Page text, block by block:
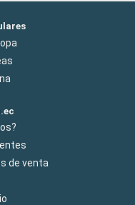
de venta